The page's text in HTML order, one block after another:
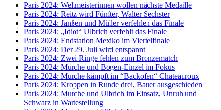
Paris 2024: Weltmeisterinnen wollen nächste Medaille
Paris 2024: Reitz wird Fünfter, Walter Sechster
Paris 2024: Janßen und Müller verfehlen das Finale
Paris 2024: „Idiot“ Ulbrich verfehlt das Finale
Paris 2024: Endstation Mexiko im Viertelfinale
Paris 2024: Der 29. Juli wird entspannt
Paris 2024: Zwei Ringe fehlen zum Bronzematch
Paris 2024: Murche und Bogen-Einzel im Fokus
Paris 2024: Murche kämpft im “Backofen“ Chateauroux
Paris 2024: Kroppen in Runde drei, Bauer ausgeschieden
Paris 2024: Murche und Ulbrich im Einsatz, Unruh und
Schwarz in Wartestellung